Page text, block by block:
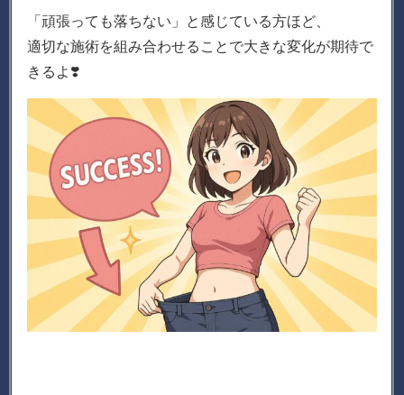
「頑張っても落ちない」と感じている方ほど、
適切な施術を組み合わせることで大きな変化が期待で
きるよ❣️